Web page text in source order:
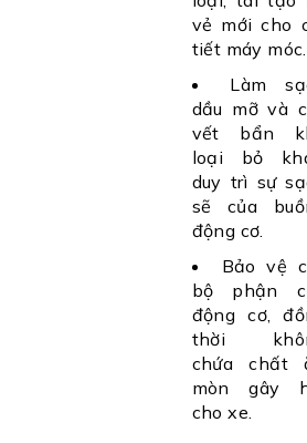
vẻ mới cho
tiết máy móc.
Làm
dầu mỡ và
vết bẩn
loại bỏ
duy trì sự
sẽ của
động cơ.
Bảo vệ
bộ phận
động cơ,
thời
chứa chất
mòn gây
cho xe.